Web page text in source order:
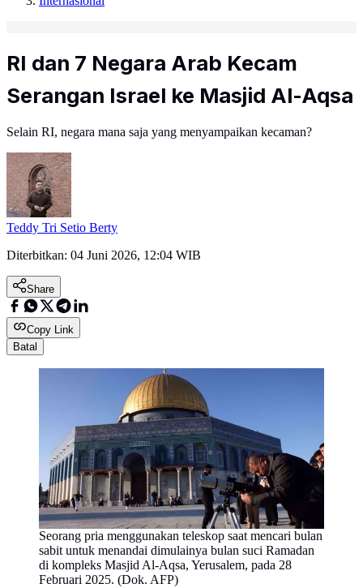
RI dan 7 Negara Arab Kecam
Serangan Israel ke Masjid Al-Aqsa
Selain RI, negara mana saja yang menyampaikan kecaman?
Teddy Tri Setio Berty
Diterbitkan: 04 Juni 2026, 12:04 WIB
Share
Copy Link
Batal
Seorang pria menggunakan teleskop saat mencari bulan
sabit untuk menandai dimulainya bulan suci Ramadan
di kompleks Masjid Al-Aqsa, Yerusalem, pada 28
Februari 2025. (Dok. AFP)